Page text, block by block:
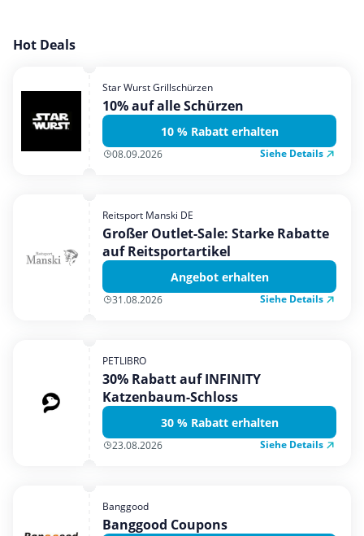
Garten, Haushalt & Tiere
Mobilfunk & Internet
Mode & Accessoires
Shopping
Urlaub & Reise
Hot Deals
Star Wurst Grillschürzen
10% auf alle Schürzen
10 % Rabatt erhalten
08.09.2026 Siehe Details
Reitsport Manski DE
Großer Outlet-Sale: Starke Rabatte
auf Reitsportartikel
Angebot erhalten
31.08.2026 Siehe Details
PETLIBRO
30% Rabatt auf INFINITY
Katzenbaum-Schloss
30 % Rabatt erhalten
23.08.2026 Siehe Details
Banggood
Banggood Coupons